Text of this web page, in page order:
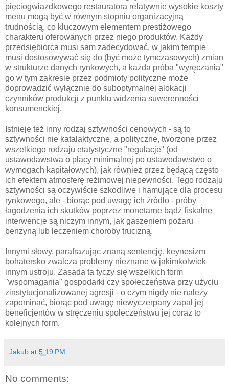
pięciogwiazdkowego restauratora relatywnie wysokie koszty
menu mogą być w równym stopniu organizacyjną
trudnością, co kluczowym elementem prestiżowego
charakteru oferowanych przez niego produktów. Każdy
przedsiębiorca musi sam zadecydować, w jakim tempie
musi dostosowywać się do (być może tymczasowych) zmian
w strukturze danych rynkowych, a każda próba "wyręczania"
go w tym zakresie przez podmioty polityczne może
doprowadzić wyłącznie do suboptymalnej alokacji
czynników produkcji z punktu widzenia suwerenności
konsumenckiej.
Istnieje też inny rodzaj sztywności cenowych - są to
sztywności nie katalaktyczne, a polityczne, tworzone przez
wszelkiego rodzaju etatystyczne "regulacje" (od
ustawodawstwa o płacy minimalnej po ustawodawstwo o
wymogach kapitałowych), jak również przez będącą często
ich efektem atmosferę reżimowej niepewności. Tego rodzaju
sztywności są oczywiście szkodliwe i hamujące dla procesu
rynkowego, ale - biorąc pod uwagę ich źródło - próby
łagodzenia ich skutków poprzez monetarne bądź fiskalne
interwencje są niczym innym, jak gaszeniem pożaru
benzyną lub leczeniem choroby trucizną.
Innymi słowy, parafrazując znaną sentencję, keynesizm
bohatersko zwalcza problemy nieznane w jakimkolwiek
innym ustroju. Zasada ta tyczy się wszelkich form
"wspomagania" gospodarki czy społeczeństwa przy użyciu
zinstytucjonalizowanej agresji - o czym nigdy nie należy
zapominać, biorąc pod uwagę niewyczerpany zapał jej
beneficjentów w stręczeniu społeczeństwu jej coraz to
kolejnych form.
Jakub at 5:19 PM
No comments: